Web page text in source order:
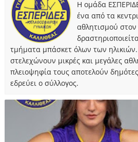
Η ομάδα
ένα από τα
αθλητισμού στον
τμήματα μπάσκετ όλων των
στελεχώνουν μικρές και μεγάλες
πλειοψηφία τους αποτελούν
εδρεύει ο σύλλογος.